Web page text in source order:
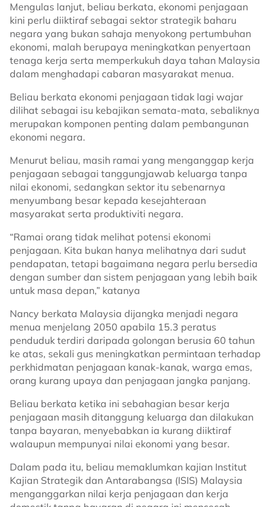
Mengulas lanjut, beliau berkata, ekonomi penjagaan
kini perlu diiktiraf sebagai sektor strategik baharu
negara yang bukan sahaja menyokong pertumbuhan
ekonomi, malah berupaya meningkatkan penyertaan
tenaga kerja serta memperkukuh daya tahan Malaysia
dalam menghadapi cabaran masyarakat menua.
Beliau berkata ekonomi penjagaan tidak lagi wajar
dilihat sebagai isu kebajikan semata-mata, sebaliknya
merupakan komponen penting dalam pembangunan
ekonomi negara.
Menurut beliau, masih ramai yang menganggap kerja
penjagaan sebagai tanggungjawab keluarga tanpa
nilai ekonomi, sedangkan sektor itu sebenarnya
menyumbang besar kepada kesejahteraan
masyarakat serta produktiviti negara.
“Ramai orang tidak melihat potensi ekonomi
penjagaan. Kita bukan hanya melihatnya dari sudut
pendapatan, tetapi bagaimana negara perlu bersedia
dengan sumber dan sistem penjagaan yang lebih baik
untuk masa depan,” katanya
Nancy berkata Malaysia dijangka menjadi negara
menua menjelang 2050 apabila 15.3 peratus
penduduk terdiri daripada golongan berusia 60 tahun
ke atas, sekali gus meningkatkan permintaan terhadap
perkhidmatan penjagaan kanak-kanak, warga emas,
orang kurang upaya dan penjagaan jangka panjang.
Beliau berkata ketika ini sebahagian besar kerja
penjagaan masih ditanggung keluarga dan dilakukan
tanpa bayaran, menyebabkan ia kurang diiktiraf
walaupun mempunyai nilai ekonomi yang besar.
Dalam pada itu, beliau memaklumkan kajian Institut
Kajian Strategik dan Antarabangsa (ISIS) Malaysia
menganggarkan nilai kerja penjagaan dan kerja